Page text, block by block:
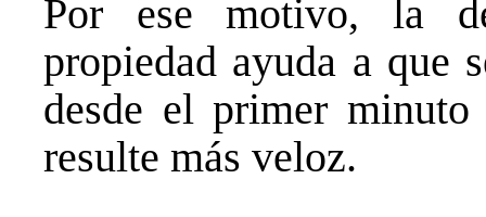
Por ese motivo, la
propiedad ayuda a que
desde el primer
resulte más veloz.